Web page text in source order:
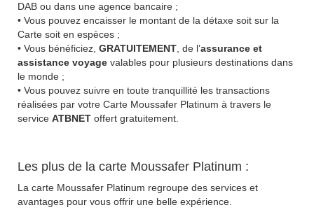
DAB ou dans une agence bancaire ;
• Vous pouvez encaisser le montant de la détaxe soit sur la
Carte soit en espèces ;
• Vous bénéficiez, GRATUITEMENT , de l’assurance et
assistance voyage valables pour plusieurs destinations dans
le monde ;
• Vous pouvez suivre en toute tranquillité les transactions
réalisées par votre Carte Moussafer Platinum à travers le
service ATBNET offert gratuitement.
Les plus de la carte Moussafer Platinum :
La carte Moussafer Platinum regroupe des services et
avantages pour vous offrir une belle expérience.